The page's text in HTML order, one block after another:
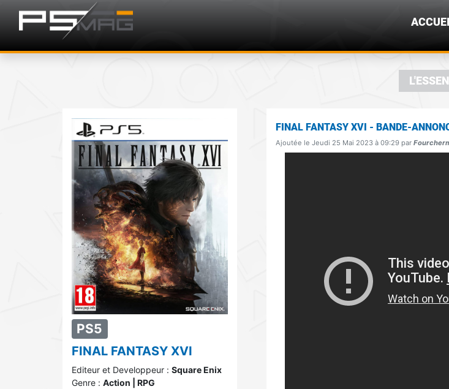
PS5
FINAL FANTASY XVI
Editeur et Developpeur : Square Enix
Genre : Action | RPG
FINAL FANTASY XVI - BANDE-
Ajoutée le Jeudi 25 Mai 2023 à 09:29 par